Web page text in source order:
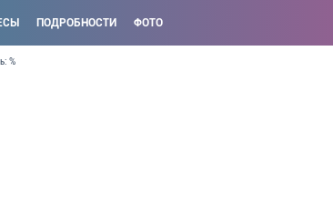
ПОДРОБНОСТИ ФОТО
%